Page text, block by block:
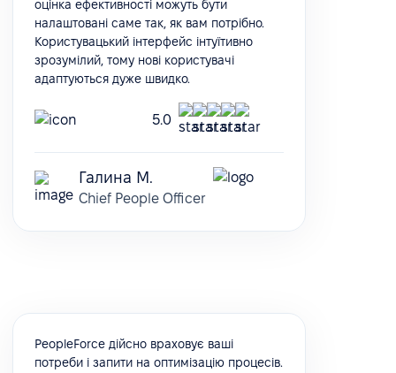
оцінка ефективності можуть бути
налаштовані саме так, як вам потрібно.
Користувацький інтерфейс інтуїтивно
зрозумілий, тому нові користувачі
адаптуються дуже швидко.
5.0
Галина М.
Chief People Officer
PeopleForce дійсно враховує ваші
потреби і запити на оптимізацію процесів.